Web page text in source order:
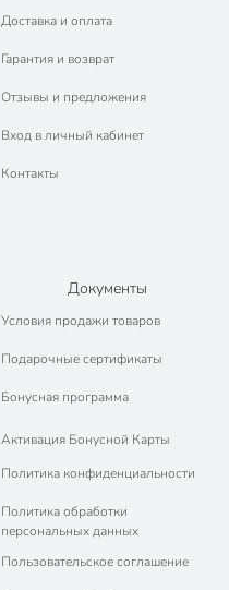
Доставка и оплата
Гарантия и возврат
Отзывы и предложения
Вход в личный кабинет
Контакты
Документы
Условия продажи товаров
Подарочные сертификаты
Бонусная программа
Активация Бонусной Карты
Политика конфиденциальности
Политика обработки
персональных данных
Пользовательское соглашение